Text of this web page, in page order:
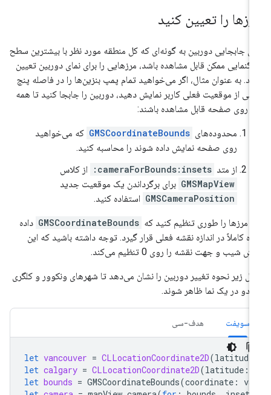
را تعیین کنید
جابجایی دوربین به گونه‌ای که کل منطقه مورد نظر با بیشترین سطح
ممکن قابل مشاهده باشد، مرزهایی را برای نمای دوربین تعیین
به عنوان مثال، اگر می‌خواهید تمام پمپ بنزین‌ها را در فاصله پنج
از موقعیت فعلی کاربر نمایش دهید، دوربین را جابجا کنید تا همه
روی صفحه قابل مشاهده باشند:
محدوده‌های GMSCoordinateBounds که می‌خواهید
روی صفحه نمایش داده شوند را محاسبه کنید.
از متد cameraForBounds:insets:
از کلاس
GMSMapView برای برگرداندن یک موقعیت جدید
GMSCameraPosition استفاده کنید.
مرزها را طوری تنظیم کنید که GMSCoordinateBounds داده
کاملاً در اندازه نقشه فعلی قرار گیرد. توجه داشته باشید که این
شیب و جهت نقشه را روی 0 تنظیم می‌کند.
زیر نحوه تغییر دوربین را نشان می‌دهد تا شهرهای ونکوور و کلگری
دو در یک نما ظاهر شوند.
سویفت هدف-سی
let vancouver = CLLocationCoordinate2D(latitude
let calgary = CLLocationCoordinate2D(latitude
let bounds = GMSCoordinateBounds(coordinate: